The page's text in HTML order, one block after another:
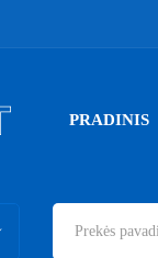
PRADINIS